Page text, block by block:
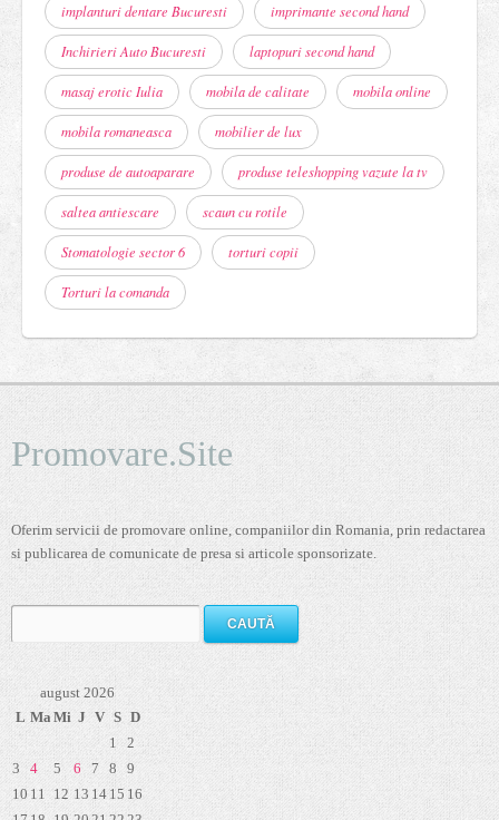
implanturi dentare Bucuresti imprimante second hand
Inchirieri Auto Bucuresti laptopuri second hand
masaj erotic Iulia mobila de calitate mobila online
mobila romaneasca mobilier de lux
produse de autoaparare produse teleshopping vazute la tv
saltea antiescare scaun cu rotile
Stomatologie sector 6 torturi copii
Torturi la comanda
Promovare.Site
Oferim servicii de promovare online, companiilor din Romania, prin redactarea
si publicarea de comunicate de presa si articole sponsorizate.
după:
august 2026
L Ma Mi J V S
D
1
2
3
4 5 6 7 8
9
10 11 12 13 14 15 16